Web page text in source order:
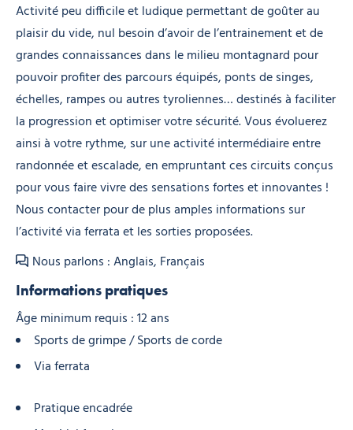
Activité peu difficile et ludique permettant de goûter au
plaisir du vide, nul besoin d’avoir de l’entrainement et de
grandes connaissances dans le milieu montagnard pour
pouvoir profiter des parcours équipés, ponts de singes,
échelles, rampes ou autres tyroliennes… destinés à faciliter
la progression et optimiser votre sécurité. Vous évoluerez
ainsi à votre rythme, sur une activité intermédiaire entre
randonnée et escalade, en empruntant ces circuits conçus
pour vous faire vivre des sensations fortes et innovantes !
Nous contacter pour de plus amples informations sur
l’activité via ferrata et les sorties proposées.
Nous parlons : Anglais, Français
Informations pratiques
Âge minimum requis : 12 ans
Sports de grimpe / Sports de corde
Via ferrata
Pratique encadrée